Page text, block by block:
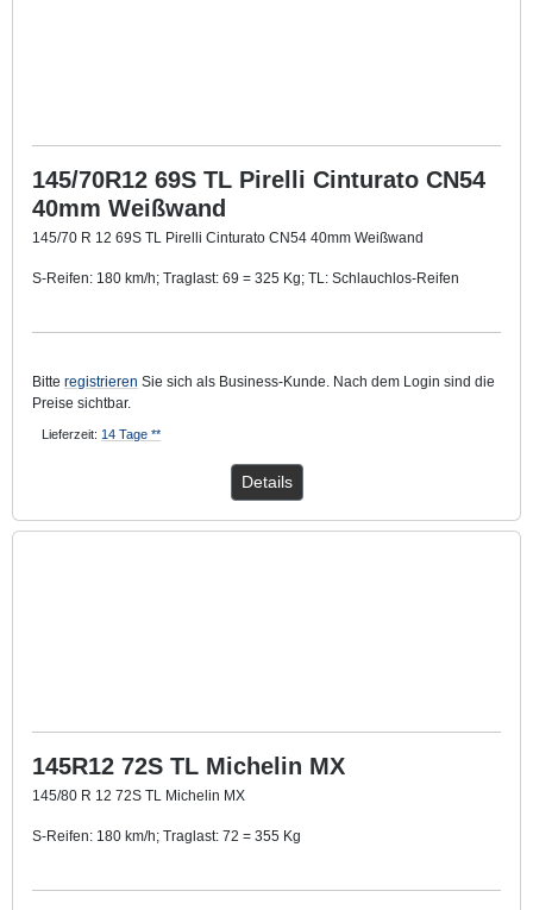
145/70R12 69S TL Pirelli Cinturato CN54
40mm Weißwand
145/70 R 12 69S TL Pirelli Cinturato CN54 40mm Weißwand
S-Reifen: 180 km/h; Traglast: 69 = 325 Kg; TL: Schlauchlos-Reifen
Bitte registrieren Sie sich als Business-Kunde. Nach dem Login sind die
Preise sichtbar.
Lieferzeit: 14 Tage **
Details
145R12 72S TL Michelin MX
145/80 R 12 72S TL Michelin MX
S-Reifen: 180 km/h; Traglast: 72 = 355 Kg